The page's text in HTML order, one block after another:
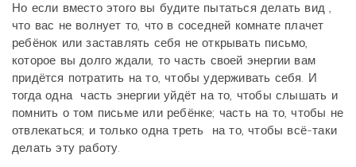
Но если вместо этого вы будите пытаться делать вид ,
что вас не волнует то, что в соседней комнате плачет
ребёнок или заставлять себя не открывать письмо,
которое вы долго ждали, то часть своей энергии вам
придётся потратить на то, чтобы удерживать себя. И
тогда одна часть энергии уйдёт на то, чтобы слышать и
помнить о том письме или ребёнке; часть на то, чтобы не
отвлекаться; и только одна треть на то, чтобы всё-таки
делать эту работу.